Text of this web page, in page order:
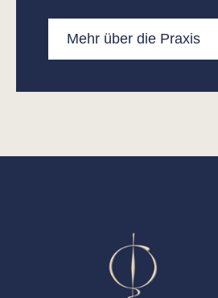
Mehr über die Praxis